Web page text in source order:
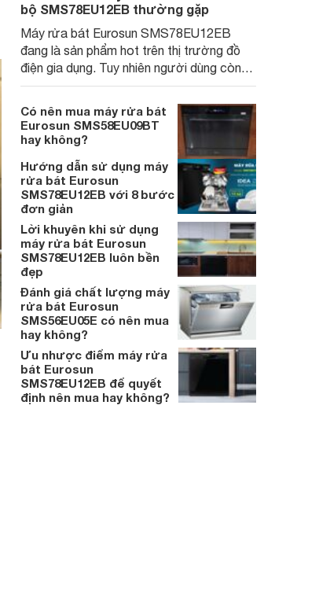
bộ SMS78EU12EB thường gặp
Máy rửa bát Eurosun SMS78EU12EB
đang là sản phẩm hot trên thị trường đồ
điện gia dụng. Tuy nhiên người dùng còn
khá nhiều băn khoăn về máy. Cùng
WebSoSanh tìm hiểu những câu hỏi xoay
quanh sản phẩm nhé!
Có nên mua máy rửa bát
Eurosun SMS58EU09BT
hay không?
Hướng dẫn sử dụng máy
rửa bát Eurosun
SMS78EU12EB với 8 bước
đơn giản
Lời khuyên khi sử dụng
máy rửa bát Eurosun
SMS78EU12EB luôn bền
đẹp
Đánh giá chất lượng máy
rửa bát Eurosun
SMS56EU05E có nên mua
hay không?
Ưu nhược điểm máy rửa
bát Eurosun
SMS78EU12EB để quyết
định nên mua hay không?